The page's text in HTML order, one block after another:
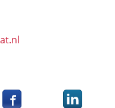
Bluesky
Deel dit item opDeel dit